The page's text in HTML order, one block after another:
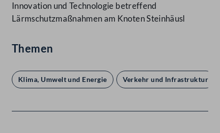
Innovation und Technologie betreffend
Lärmschutzmaßnahmen am Knoten Steinhäusl
Themen
Klima, Umwelt und Energie Verkehr und Infrastruktur